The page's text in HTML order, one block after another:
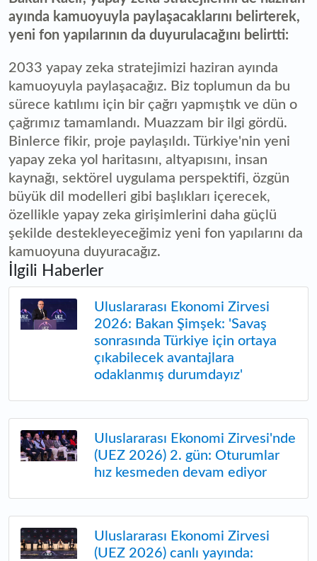
ayında kamuoyuyla paylaşacaklarını belirterek,
yeni fon yapılarının da duyurulacağını belirtti:
2033 yapay zeka stratejimizi haziran ayında
kamuoyuyla paylaşacağız. Biz toplumun da bu
sürece katılımı için bir çağrı yapmıştık ve dün o
çağrımız tamamlandı. Muazzam bir ilgi gördü.
Binlerce fikir, proje paylaşıldı. Türkiye'nin yeni
yapay zeka yol haritasını, altyapısını, insan
kaynağı, sektörel uygulama perspektifi, özgün
büyük dil modelleri gibi başlıkları içerecek,
özellikle yapay zeka girişimlerini daha güçlü
şekilde destekleyeceğimiz yeni fon yapılarını da
kamuoyuna duyuracağız.
İlgili Haberler
Uluslararası Ekonomi Zirvesi
2026: Bakan Şimşek: 'Savaş
sonrasında Türkiye için ortaya
çıkabilecek avantajlara
odaklanmış durumdayız'
Uluslararası Ekonomi Zirvesi'nde
(UEZ 2026) 2. gün: Oturumlar
hız kesmeden devam ediyor
Uluslararası Ekonomi Zirvesi
(UEZ 2026) canlı yayında: